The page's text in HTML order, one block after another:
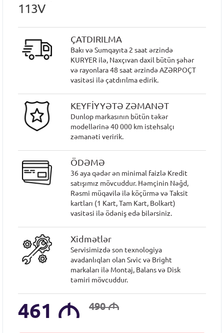
113V
ÇATDIRILMA
Bakı və Sumqayıta 2 saat ərzində
KURYER ilə, Naxçıvan daxil bütün şəhər
və rayonlara 48 saat ərzində AZƏRPOÇT
vasitəsi ilə çatdırılma edirik.
KEYFİYYƏTƏ ZƏMANƏT
Dunlop markasının bütün təkər
modellərinə 40 000 km istehsalçı
zəmanəti veririk.
ÖDƏMƏ
36 aya qədər ən minimal faizlə Kredit
satışımız mövcuddur. Həmçinin Nəğd,
Rəsmi müqavilə ilə köçürmə və Taksit
kartları (1 Kart, Tam Kart, Bolkart)
vasitəsi ilə ödəniş edə bilərsiniz.
Xidmətlər
Servisimizdə son texnologiya
avadanlıqları olan Sıvic və Bright
markaları ilə Montaj, Balans və Disk
təmiri mövcuddur.
461 M 490M